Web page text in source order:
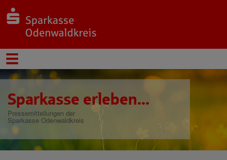
Sparkasse erleben...
Pressemitteilungen der
Sparkasse Odenwaldkreis